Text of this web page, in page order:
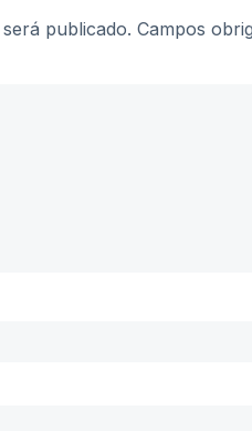
publicado. Campos